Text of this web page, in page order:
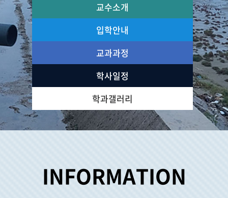
교수소개
입학안내
교과과정
학사일정
학과갤러리
INFORMATION